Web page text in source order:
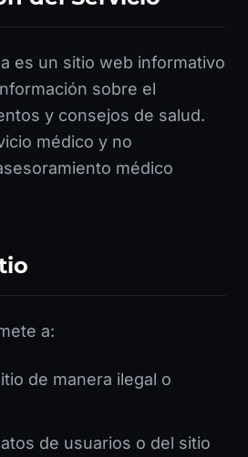
es un sitio web informativo
sobre el
y consejos de salud.
médico y no
médico
a:
de manera ilegal o
de usuarios o del sitio